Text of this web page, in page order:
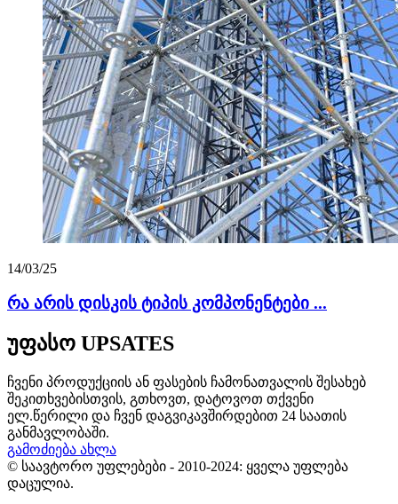
14/03/25
რა არის დისკის ტიპის კომპონენტები ...
უფასო UPSATES
ჩვენი პროდუქციის ან ფასების ჩამონათვალის შესახებ
შეკითხვებისთვის, გთხოვთ, დატოვოთ თქვენი
ელ.წერილი და ჩვენ დაგვიკავშირდებით 24 საათის
განმავლობაში.
გამოძიება ახლა
© საავტორო უფლებები - 2010-2024: ყველა უფლება
დაცულია.